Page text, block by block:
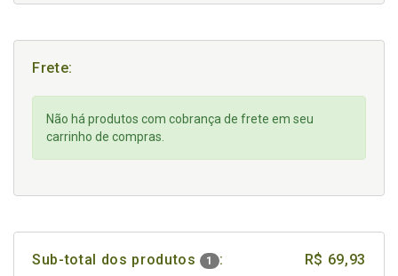
Frete:
Não há produtos com cobrança de frete em seu
carrinho de compras.
Sub-total dos produtos 1 : R$ 69,93